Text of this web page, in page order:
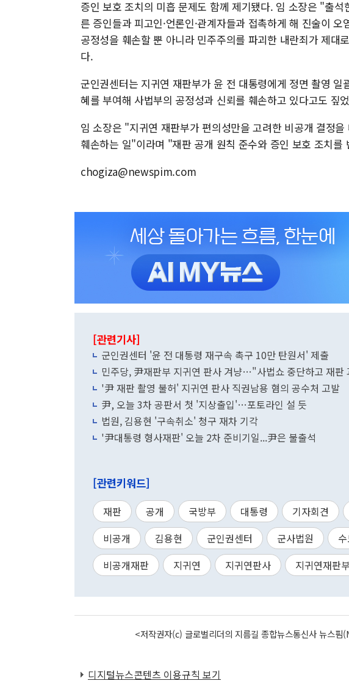
증인 보호 조치의 미흡 문제도 함께 제기됐다. 임 소장은 "출
른 증인들과 피고인·언론인·관계자들과 접촉하게 해 진술이
공정성을 훼손할 뿐 아니라 민주주의를 파괴한 내란죄가 제대
다.
군인권센터는 지귀연 재판부가 윤 전 대통령에게 정면 촬영
혜를 부여해 사법부의 공정성과 신뢰를 훼손하고 있다고도 짚
임 소장은 "지귀연 재판부가 편의성만을 고려한 비공개 결정
훼손하는 일"이라며 "재판 공개 원칙 준수와 증인 보호 조치를
chogiza@newspim.com
[관련기사]
군인권센터 '윤 전 대통령 재구속 촉구 10만 탄원서' 제출
민주당, 尹재판부 지귀연 판사 겨냥…"사법쇼 중단하고 재판
'尹 재판 촬영 불허' 지귀연 판사 직권남용 혐의 공수처 고발
尹, 오늘 3차 공판서 첫 '지상출입'…포토라인 설 듯
법원, 김용현 '구속취소' 청구 재차 기각
'尹대통령 형사재판' 오늘 2차 준비기일...尹은 불출석
[관련키워드]
재판 공개 국방부 대통령 기자회견
비공개
김용현 군인권센터 군사법원
비공개재판
지귀연 지귀연판사 지귀연재판부
<저작권자(c) 글로벌리더의 지름길 종합뉴스통신사 뉴스
디지털뉴스콘텐츠 이용규칙 보기